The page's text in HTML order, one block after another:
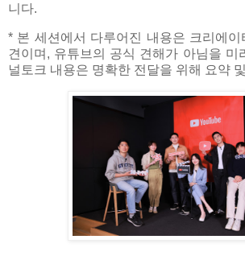
니다.
* 본 세션에서 다루어진 내용은 크리에이
견이며, 유튜브의 공식 견해가 아님을 미
널토크 내용은 명확한 전달을 위해 요약